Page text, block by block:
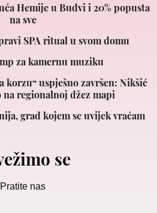
Hemije u Budvi i 20% popusta
na sve
SPA ritual u svom domu
za kamernu muziku
korzu“ uspješno završen: Nikšić
regionalnoj džez mapi
grad kojem se uvijek vraćam
se
Pratite nas